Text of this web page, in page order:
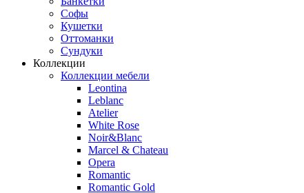
Софы
Кушетки
Оттоманки
Сундуки
Коллекции
Коллекции мебели
Leontina
Leblanc
Аtelier
White Rose
Noir&Blanc
Marcel & Chateau
Opera
Romantic
Romantic Gold